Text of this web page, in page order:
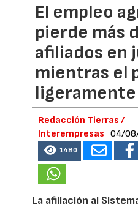
El empleo
pierde más
afiliados en
mientras el
ligeramente
Redacción Tierras /
Interempresas
04/
1480
La afiliación al